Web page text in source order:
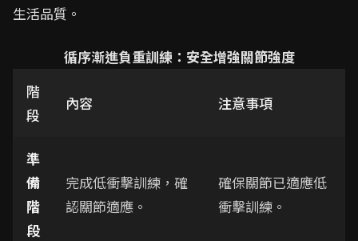
生活品質。
循序漸進負重訓練：安全增強關節強度
階
段
內容 注意事項
準
備
階
段
完成低衝擊訓練，確
認關節適應。
確保關節已適應低
衝擊訓練。